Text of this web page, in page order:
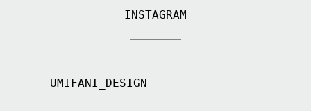
INSTAGRAM
UMIFANI_DESIGN